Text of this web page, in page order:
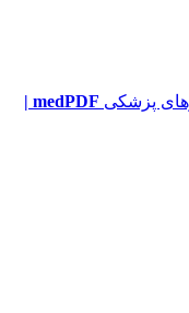
medPDF |